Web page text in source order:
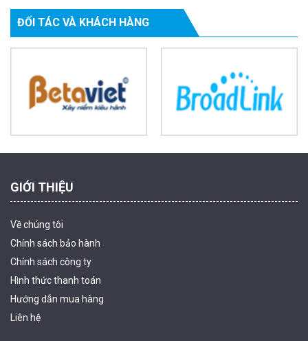
1.679.000 đ
MUA NGAY
2.039.000 đ
ĐỐI TÁC VÀ KHÁCH HÀNG
GIỚI THIỆU
Về chúng tôi
Chính sách bảo hành
Chính sách công ty
Hình thức thanh toán
Hướng dẫn mua hàng
Liên hệ